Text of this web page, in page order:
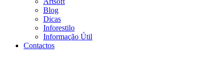
Blog
Dicas
Inforestilo
Informação Útil
Contactos